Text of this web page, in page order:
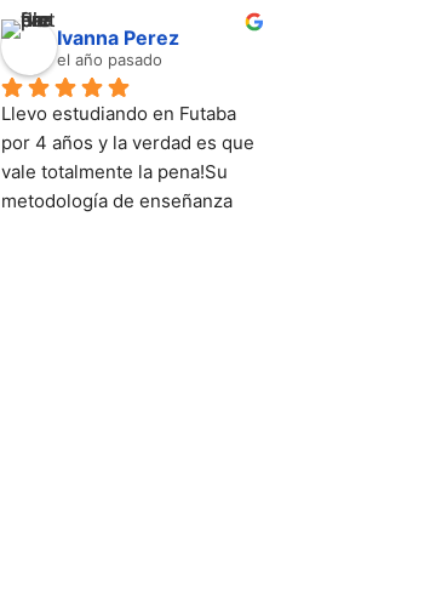
Ivanna Perez
el año pasado
Llevo estudiando en Futaba
por 4 años y la verdad es que
vale totalmente la pena!Su
metodología de enseñanza